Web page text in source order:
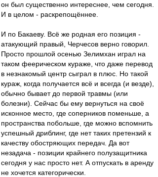
он был существенно интереснее, чем сегодня.
И в целом - раскрепощённее.
И по Бакаеву. Всё же родная его позиция -
атакующий правый, Черчесов верно говорил.
Просто прошлой осенью Зелимхан играл на
таком феерическом кураже, что даже перевод
в незнакомый центр сыграл в плюс. Но такой
кураж, когда получается всё и всегда (и везде),
обычно бывает до первой травмы (или
болезни). Сейчас бы ему вернуться на своё
исконное место, где соперников поменьше, а
пространства побольше, где можно вспомнить
успешный дриблинг, где нет таких претензий к
качеству обостряющих передач. Да вот
незадача - позиции крайнего полузащитника
сегодня у нас просто нет. А отпускать в аренду
не хочется категорически.